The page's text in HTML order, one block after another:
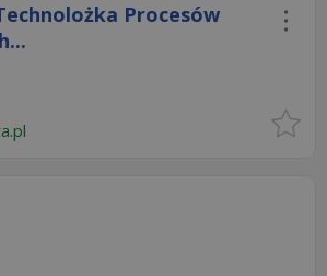
Procesów